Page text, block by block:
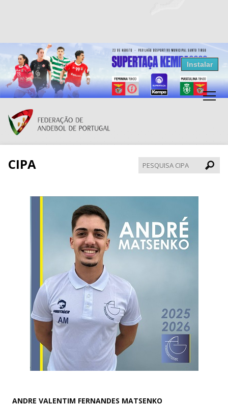
Resultados Andebol
Federação de Andebol de Portugal
Grátis - Disponivel na Play Store
Instalar
CIPA
CIPA
ANDRE VALENTIM FERNANDES MATSENKO